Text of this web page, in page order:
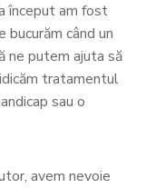
început am fost
bucurăm când un
ne putem ajuta să
tratamentul
sau o
avem nevoie